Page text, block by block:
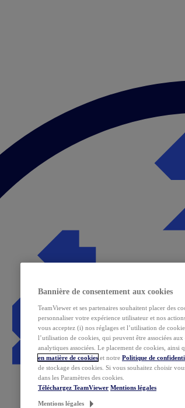
Bannière de consentement aux cookies
TeamViewer et ses partenaires souhaitent placer des
personnaliser votre expérience utilisateur et nos
vous acceptez (i) nos réglages et l’utilisation de
l’utilisation de cookies, qui peuvent être associées
analytiques associées. Le placement de cookies, ainsi
en matière de cookies et notre Politique de
de stockage des cookies. Si vous souhaitez choisir
dans les Paramètres des cookies.
Téléchargez TeamViewer Mentions légales
Mentions légales